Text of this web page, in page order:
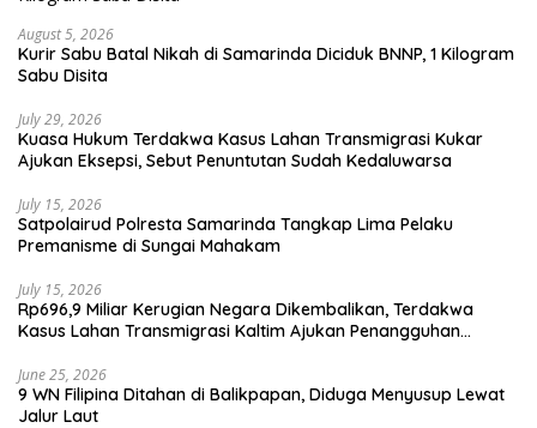
August 5, 2026
Kurir Sabu Batal Nikah di Samarinda Diciduk BNNP, 1 Kilogram
Sabu Disita
July 29, 2026
Kuasa Hukum Terdakwa Kasus Lahan Transmigrasi Kukar
Ajukan Eksepsi, Sebut Penuntutan Sudah Kedaluwarsa
July 15, 2026
Satpolairud Polresta Samarinda Tangkap Lima Pelaku
Premanisme di Sungai Mahakam
July 15, 2026
Rp696,9 Miliar Kerugian Negara Dikembalikan, Terdakwa
Kasus Lahan Transmigrasi Kaltim Ajukan Penangguhan
June 25, 2026
9 WN Filipina Ditahan di Balikpapan, Diduga Menyusup Lewat
Jalur Laut